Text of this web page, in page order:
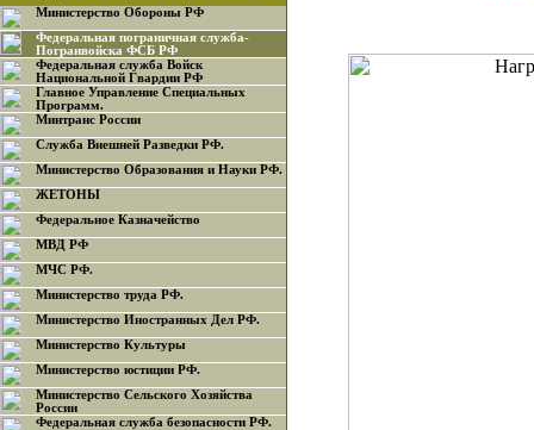
Министерство Обороны РФ
Федеральная пограничная служба-
Погранвойска ФСБ РФ
Федеральная служба Войск
Национальной Гвардии РФ
Главное Управление Специальных
Программ.
Минтранс России
Служба Внешней Разведки РФ.
Министерство Образования и Науки РФ.
ЖЕТОНЫ
Федеральное Казначейство
МВД РФ
МЧС РФ.
Министерство труда РФ.
Министерство Иностранных Дел РФ.
Министерство Культуры
Министерство юстиции РФ.
Министерство Сельского Хозяйства
России
Федеральная служба безопасности РФ.